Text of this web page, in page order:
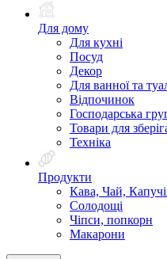
Для дому
Для кухні
Посуд
Декор
Для ванної та
Відпочинок
Господарська
Товари для
Техніка
Продукти
Кава, Чай,
Солодощі
Чіпси, попкорн
Макарони